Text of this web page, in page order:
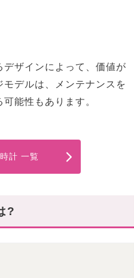
デザインによって、価値が
デルは、メンテナンスを
能性もあります。
計 一覧
?